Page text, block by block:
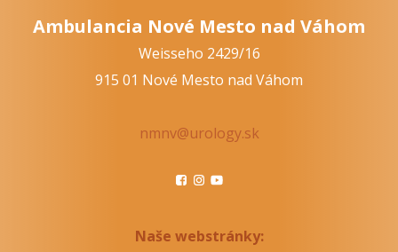
Ambulancia Nové Mesto nad Váhom
Weisseho 2429/16
915 01 Nové Mesto nad Váhom
nmnv@urology.sk
Naše webstránky: